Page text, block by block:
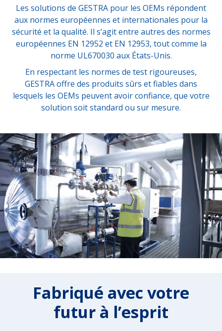
Les solutions de GESTRA pour les OEMs répondent
aux normes européennes et internationales pour la
sécurité et la qualité. Il s’agit entre autres des normes
européennes EN 12952 et EN 12953, tout comme la
norme UL670030 aux États-Unis.
En respectant les normes de test rigoureuses,
GESTRA offre des produits sûrs et fiables dans
lesquels les OEMs peuvent avoir confiance, que votre
solution soit standard ou sur mesure.
Fabriqué avec votre
futur à l’esprit